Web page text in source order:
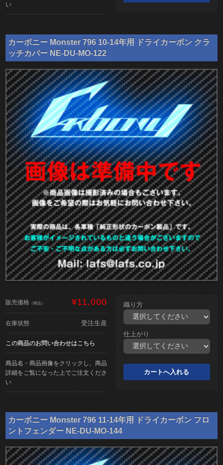
い
カーボニー Monster 796 10-14年用 ドライカーボン クラ
ッチカバー NE-DU-MO-122
販売価格 （税込） ¥11,000
在庫状態 受注生産
この商品のお問い合わせはこちら
商品名・商品画像をクリックし、商品
詳細をご覧になった上でご注文くださ
い
織り方
仕上がり
カーボニー Monster 796 11-14年用 ドライカーボン フロ
ントフェンダー NE-DU-MO-144